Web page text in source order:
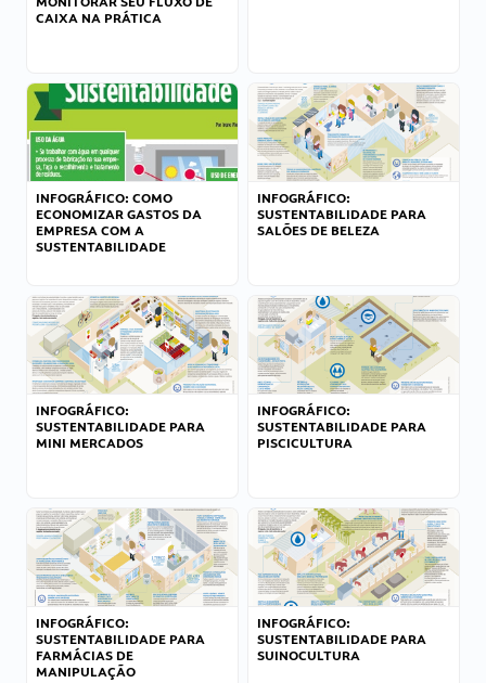
CAIXA NA PRÁTICA
INFOGRÁFICO: COMO
ECONOMIZAR GASTOS DA
EMPRESA COM A
SUSTENTABILIDADE
INFOGRÁFICO:
SUSTENTABILIDADE PARA
SALÕES DE BELEZA
INFOGRÁFICO:
SUSTENTABILIDADE PARA
MINI MERCADOS
INFOGRÁFICO:
SUSTENTABILIDADE PARA
PISCICULTURA
INFOGRÁFICO:
SUSTENTABILIDADE PARA
FARMÁCIAS DE
MANIPULAÇÃO
INFOGRÁFICO:
SUSTENTABILIDADE PARA
SUINOCULTURA